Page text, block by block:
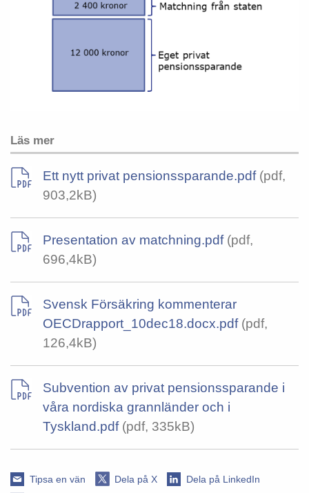
Läs mer
Ett nytt privat pensionssparande.pdf(pdf,
903,2kB)
Presentation av matchning.pdf(pdf,
696,4kB)
Svensk Försäkring kommenterar
OECDrapport_10dec18.docx.pdf(pdf,
126,4kB)
Subvention av privat pensionssparande i
våra nordiska grannländer och i
Tyskland.pdf(pdf, 335kB)
Tipsa en vän Dela på X
Dela på LinkedIn